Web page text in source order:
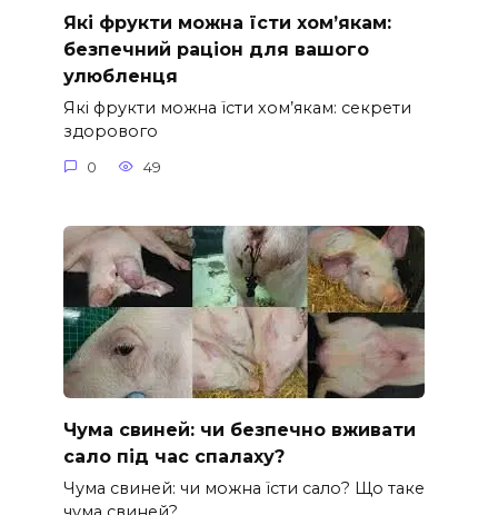
Які фрукти можна їсти хом’якам:
безпечний раціон для вашого
улюбленця
Які фрукти можна їсти хом’якам: секрети
здорового
0 49
Чума свиней: чи безпечно вживати
сало під час спалаху?
Чума свиней: чи можна їсти сало? Що таке